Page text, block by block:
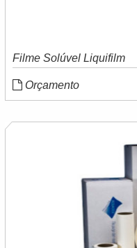
Filme Solúvel Liquifilm
Orçamento